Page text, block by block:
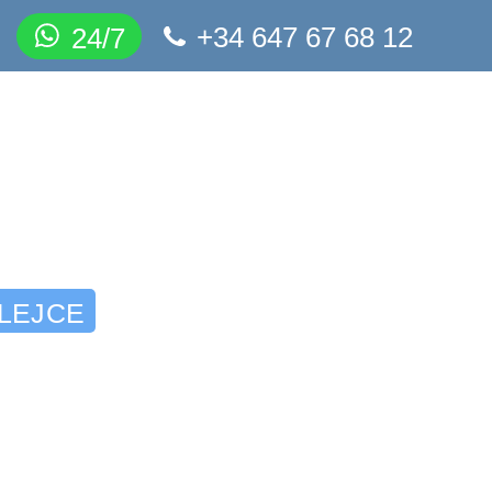
24/7 +34 647 67 68 12